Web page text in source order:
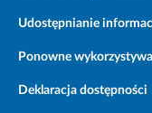
Udostępnianie
Ponowne
Deklaracja dostępności